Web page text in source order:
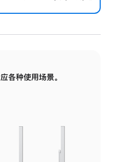
各种使用场景。